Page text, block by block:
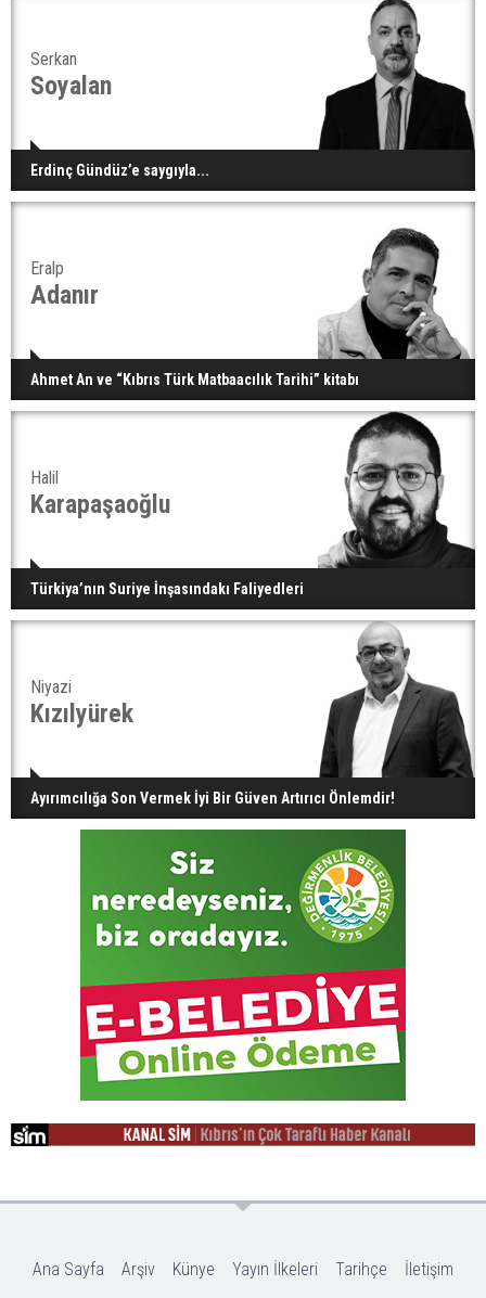
Serkan
Soyalan
Erdinç Gündüz’e saygıyla...
Eralp
Adanır
Ahmet An ve “Kıbrıs Türk Matbaacılık Tarihi” kitabı
Halil
Karapaşaoğlu
Türkiya’nın Suriye İnşasındakı Faliyedleri
Niyazi
Kızılyürek
Ayırımcılığa Son Vermek İyi Bir Güven Artırıcı Önlemdir!
Ana Sayfa Arşiv Künye Yayın İlkeleri Tarihçe İletişim